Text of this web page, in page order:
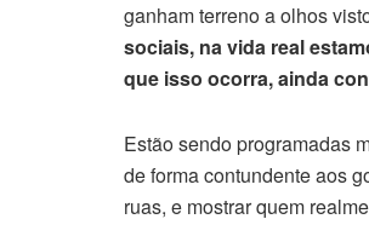
ganham terreno a olhos
sociais, na vida real
que isso ocorra, ainda
Estão sendo programadas
de forma contundente aos
ruas, e mostrar quem